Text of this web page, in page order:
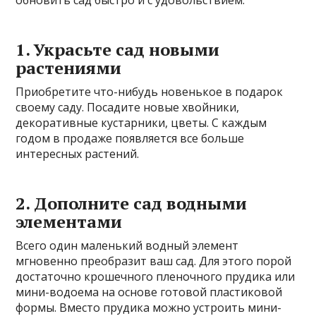
1. Украсьте сад новыми
растениями
Приобретите что-нибудь новенькое в подарок
своему саду. Посадите новые хвойники,
декоративные кустарники, цветы. С каждым
годом в продаже появляется все больше
интересных растений.
2. Дополните сад водными
элементами
Всего один маленький водный элемент
мгновенно преобразит ваш сад. Для этого порой
достаточно крошечного пленочного прудика или
мини-водоема на основе готовой пластиковой
формы. Вместо прудика можно устроить мини-